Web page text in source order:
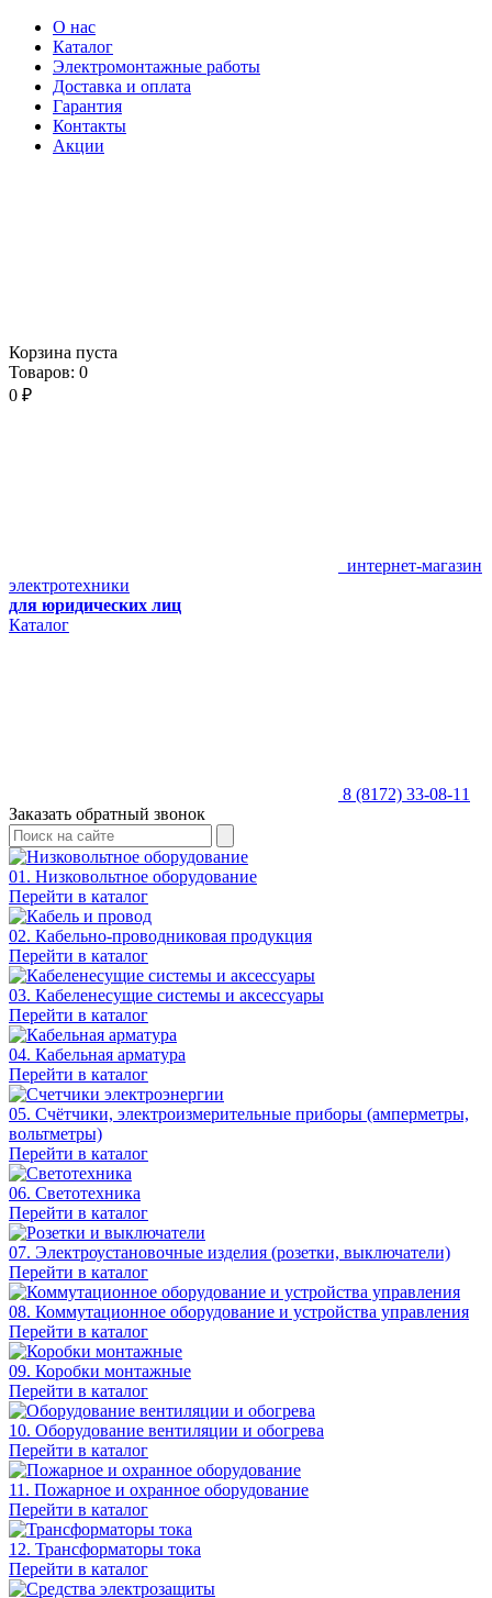
О нас
Каталог
Электромонтажные работы
Доставка и оплата
Гарантия
Контакты
Акции
Корзина пуста
Товаров: 0
0 ₽
интернет-магазин
электротехники
для юридических лиц
Каталог
8 (8172) 33-08-11
Заказать обратный звонок
01. Низковольтное оборудование
Перейти в каталог
02. Кабельно-проводниковая продукция
Перейти в каталог
03. Кабеленесущие системы и аксессуары
Перейти в каталог
04. Кабельная арматура
Перейти в каталог
05. Счётчики, электроизмерительные приборы (амперметры,
вольтметры)
Перейти в каталог
06. Светотехника
Перейти в каталог
07. Электроустановочные изделия (розетки, выключатели)
Перейти в каталог
08. Коммутационное оборудование и устройства управления
Перейти в каталог
09. Коробки монтажные
Перейти в каталог
10. Оборудование вентиляции и обогрева
Перейти в каталог
11. Пожарное и охранное оборудование
Перейти в каталог
12. Трансформаторы тока
Перейти в каталог